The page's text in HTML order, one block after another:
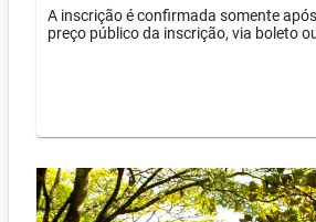
A inscrição é confirmada somente
preço público da inscrição, via boleto